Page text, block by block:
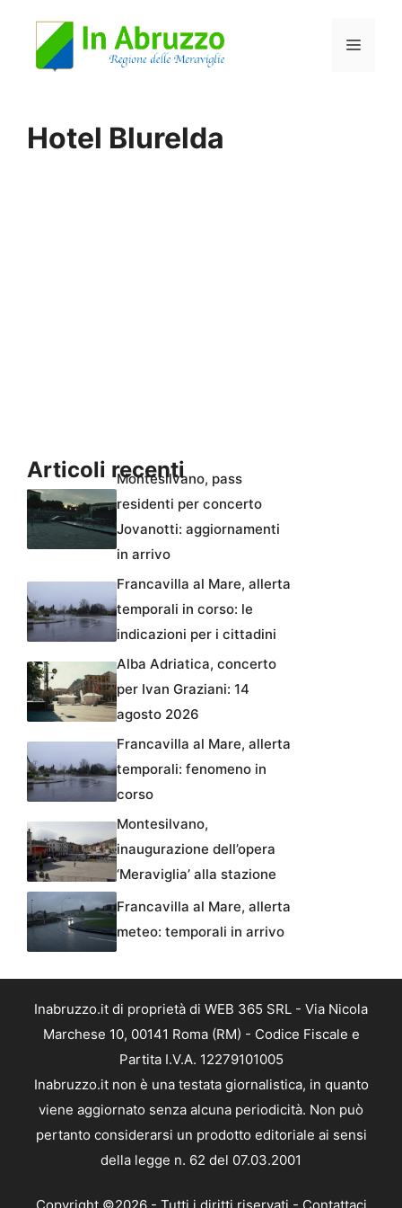
Menu
Hotel Blurelda
Articoli recenti
Montesilvano, pass
residenti per concerto
Jovanotti: aggiornamenti
in arrivo
Francavilla al Mare, allerta
temporali in corso: le
indicazioni per i cittadini
Alba Adriatica, concerto
per Ivan Graziani: 14
agosto 2026
Francavilla al Mare, allerta
temporali: fenomeno in
corso
Montesilvano,
inaugurazione dell’opera
‘Meraviglia’ alla stazione
Francavilla al Mare, allerta
meteo: temporali in arrivo
Inabruzzo.it di proprietà di WEB 365 SRL - Via Nicola
Marchese 10, 00141 Roma (RM) - Codice Fiscale e
Partita I.V.A. 12279101005
Inabruzzo.it non è una testata giornalistica, in quanto
viene aggiornato senza alcuna periodicità. Non può
pertanto considerarsi un prodotto editoriale ai sensi
della legge n. 62 del 07.03.2001